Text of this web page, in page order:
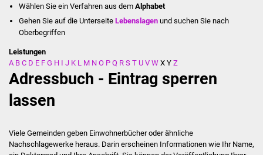
Summerrockfestival
Stadtverwaltung
Stellenangebote
Wählen Sie ein Verfahren aus dem Alphabet
Gehen Sie auf die UnterseiteLebenslagen und suchen Sie nach
Oberbegriffen
Leistungen
A B C D E F G H I J K L M N O P Q R S T U V W X Y Z
Adressbuch - Eintrag sperren
lassen
Viele Gemeinden geben Einwohnerbücher oder ähnliche
Nachschlagewerke heraus. Darin erscheinen Informationen wie Ihr Name,